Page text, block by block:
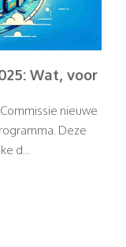
Wat, voor
nieuwe
Deze
d...